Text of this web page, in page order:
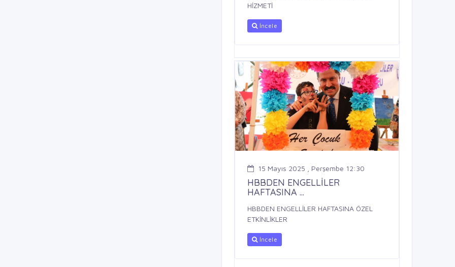
HİZMETİ
İncele
15 Mayıs 2025 , Perşembe 12:30
HBBDEN ENGELLİLER
HAFTASINA ...
HBBDEN ENGELLİLER HAFTASINA ÖZEL
ETKİNLİKLER
İncele